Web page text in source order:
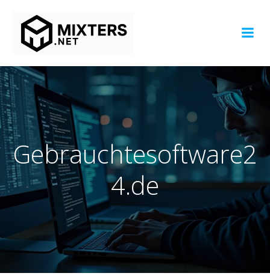
Gebrauchtesoftware2
4.de